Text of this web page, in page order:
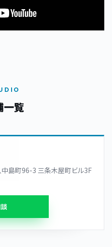
一覧
島町96-3 三条木屋町ビル3F